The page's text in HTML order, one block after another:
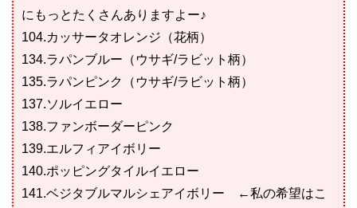
にもっとたくさんありますよー♪
104.カッサータオレンジ（花柄）
134.ラパンブルー（ウサギ/ラビット柄）
135.ラパンピンク（ウサギ/ラビット柄）
137.ソルイエロー
138.ファンボーダーピンク
139.エルフィアイボリー
140.ポッピングタイルイエロー
141.ベジタブルマルシェアイボリー ←私の希望はこ